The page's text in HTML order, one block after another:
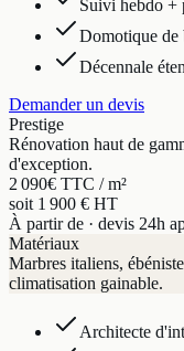
Suivi hebdo +
Domotique de
Décennale
Demander un devis
Prestige
Rénovation haut de
d'exception.
2 090€ TTC / m²
soit 1 900 € HT
À partir de · devis 24h
Matériaux
Marbres italiens,
climatisation gainable.
Architecte